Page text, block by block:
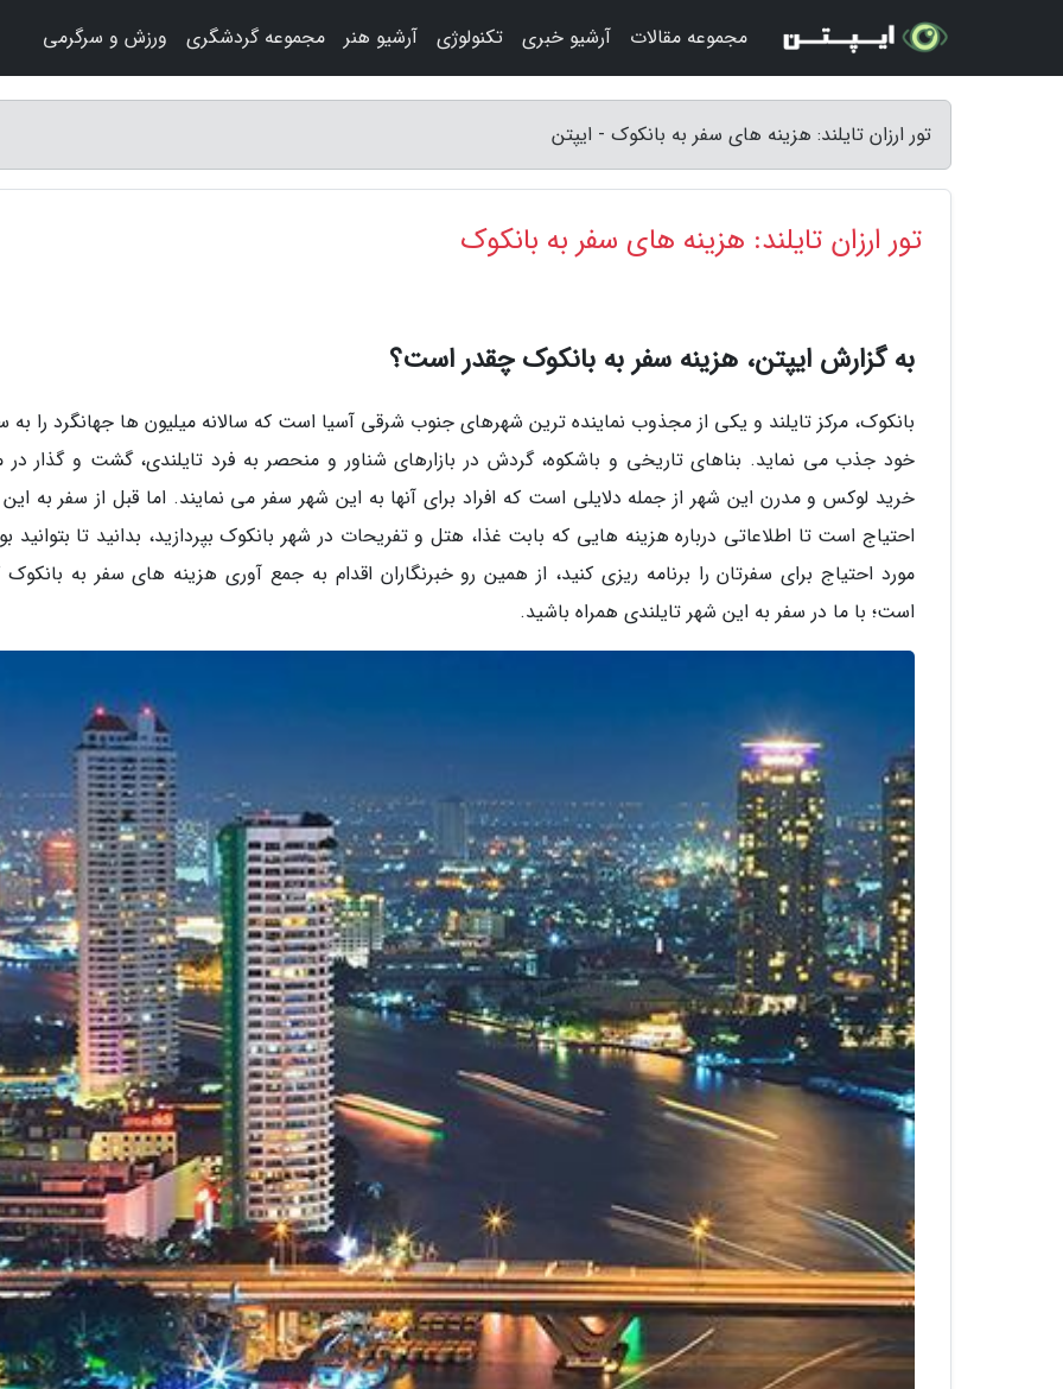
تور ارزان تایلند: هزینه های سفر به بانکوک - ایپتن
تور ارزان تایلند: هزینه های سفر به بانکوک
به گزارش ایپتن، هزینه سفر به بانکوک چقدر است؟
بانکوک، مرکز تایلند و یکی از مجذوب نماینده ترین شهرهای جنوب شرقی آسیا است که سالانه میلیون ها جهانگرد را
خود جذب می نماید. بناهای تاریخی و باشکوه، گردش در بازارهای شناور و منحصر به فرد تایلندی، گشت و گذار در
خرید لوکس و مدرن این شهر از جمله دلایلی است که افراد برای آنها به این شهر سفر می نمایند. اما قبل از سفر به
احتیاج است تا اطلاعاتی درباره هزینه هایی که بابت غذا، هتل و تفریحات در شهر بانکوک بپردازید، بدانید تا بتوانید
مورد احتیاج برای سفرتان را برنامه ریزی کنید، از همین رو خبرنگاران اقدام به جمع آوری هزینه های سفر به بانکوک
است؛ با ما در سفر به این شهر تایلندی همراه باشید.
مجموعه مقالات آرشیو خبری تکنولوژی آرشیو هنر مجموعه گردشگری ورزش و سرگرمی